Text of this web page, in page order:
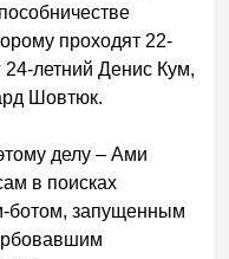
проходят 22-
24-летний Денис Кум,
Шовтюк.
делу – Ами
в поисках
ботом, запущенным